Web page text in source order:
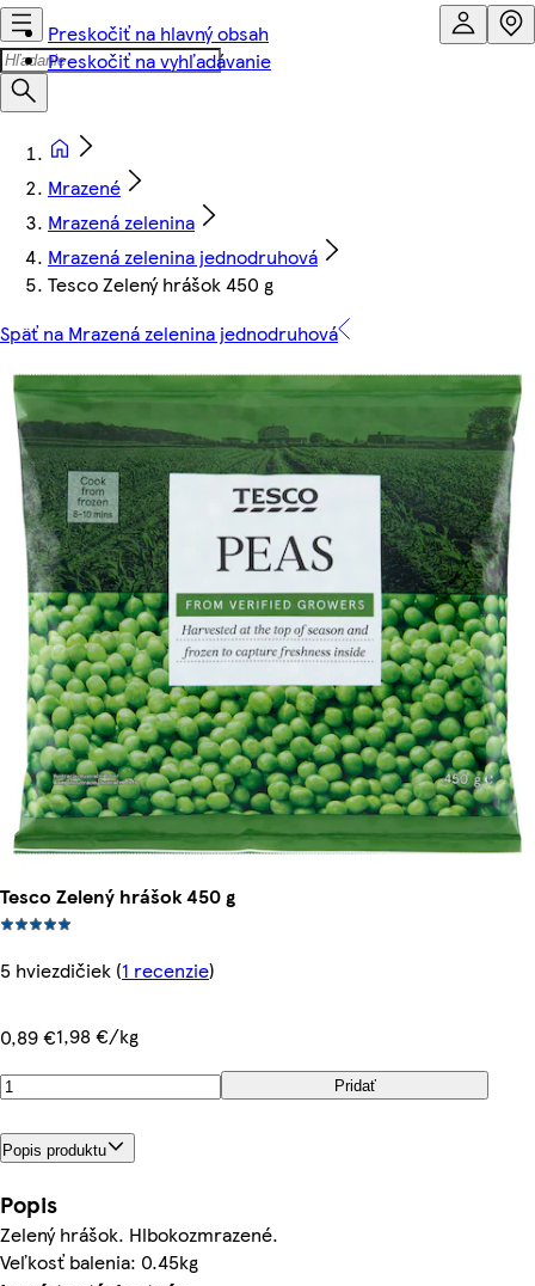
Preskočiť na hlavný obsah
Preskočiť na vyhľadávanie
Mrazené
Mrazená zelenina
Mrazená zelenina jednodruhová
Tesco Zelený hrášok 450 g
Späť na Mrazená zelenina jednodruhová
Tesco Zelený hrášok 450 g
5 hviezdičiek (1 recenzie)
0,89 €1,98 €/kg
Pridať
Popis produktu
Popis
Zelený hrášok. Hlbokozmrazené.
Veľkosť balenia: 0.45kg